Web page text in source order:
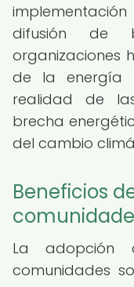
difusión de
organizaciones
de la energía
realidad de
brecha
del cambio
Beneficios
La
comunidades